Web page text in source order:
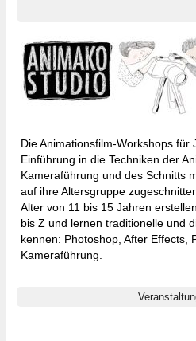
Gewinnspiel
Malvorlagen
Die Animationsfilm-Workshops für
Einführung in die Techniken der
Kameraführung und des Schnitts
auf ihre Altersgruppe
Alter von 11 bis 15 Jahren
bis Z und lernen traditionelle und
kennen: Photoshop, After Effects,
Kameraführung.